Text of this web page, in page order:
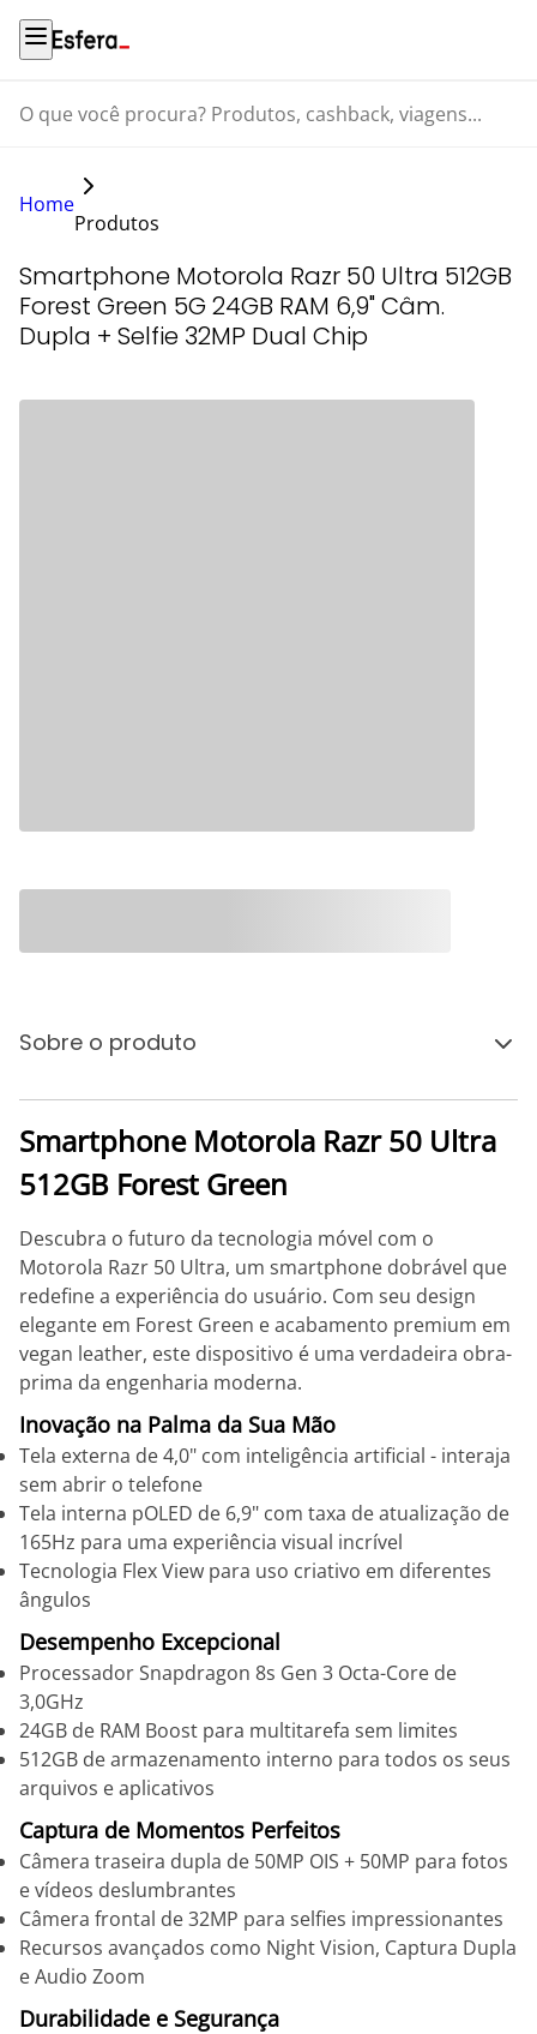
O que você procura? Produtos, cashback, viagens...
Home
Produtos
Smartphone Motorola Razr 50 Ultra 512GB
Forest Green 5G 24GB RAM 6,9" Câm.
Dupla + Selfie 32MP Dual Chip
Sobre o produto
Smartphone Motorola Razr 50 Ultra
512GB Forest Green
Descubra o futuro da tecnologia móvel com o
Motorola Razr 50 Ultra, um smartphone dobrável que
redefine a experiência do usuário. Com seu design
elegante em Forest Green e acabamento premium em
vegan leather, este dispositivo é uma verdadeira obra-
prima da engenharia moderna.
Inovação na Palma da Sua Mão
Tela externa de 4,0" com inteligência artificial - interaja
sem abrir o telefone
Tela interna pOLED de 6,9" com taxa de atualização de
165Hz para uma experiência visual incrível
Tecnologia Flex View para uso criativo em diferentes
ângulos
Desempenho Excepcional
Processador Snapdragon 8s Gen 3 Octa-Core de
3,0GHz
24GB de RAM Boost para multitarefa sem limites
512GB de armazenamento interno para todos os seus
arquivos e aplicativos
Captura de Momentos Perfeitos
Câmera traseira dupla de 50MP OIS + 50MP para fotos
e vídeos deslumbrantes
Câmera frontal de 32MP para selfies impressionantes
Recursos avançados como Night Vision, Captura Dupla
e Audio Zoom
Durabilidade e Segurança